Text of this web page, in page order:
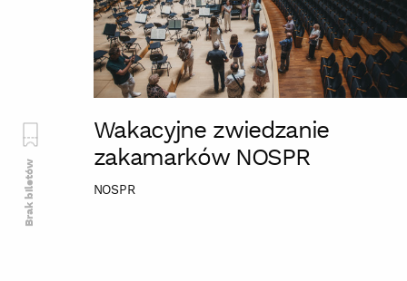
Wakacyjne zwiedzanie
zakamarków NOSPR
NOSPR
Brak biletów